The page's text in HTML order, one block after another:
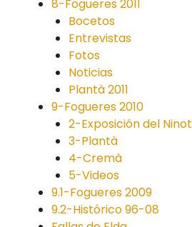
8-Fogueres 2011
Bocetos
Entrevistas
Fotos
Noticias
Plantà 2011
9-Fogueres 2010
2-Exposición del Ninot
3-Plantà
4-Cremà
5-Videos
9.1-Fogueres 2009
9.2-Histórico 96-08